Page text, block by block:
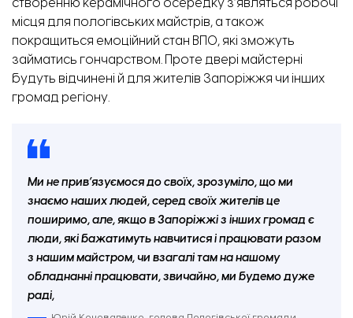
створенню керамічного осередку з’являться робочі
місця для пологівських майстрів, а також
покращиться емоційний стан ВПО, які зможуть
займатись гончарством. Проте двері майстерні
будуть відчинені й для жителів Запоріжжя чи інших
громад регіону.
Ми не прив’язуємося до своїх, зрозуміло, що ми
знаємо наших людей, серед своїх жителів це
поширимо, але, якщо в Запоріжжі з інших громад є
люди, які бажатимуть навчитися і працювати разом
з нашим майстром, чи взагалі там на нашому
обладнанні працювати, звичайно, ми будемо дуже
раді,